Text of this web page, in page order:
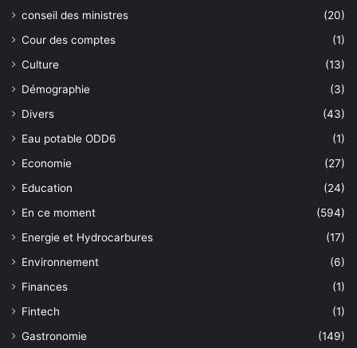
conseil des ministres
(20)
Cour des comptes
(1)
Culture
(13)
Démographie
(3)
Divers
(43)
Eau potable ODD6
(1)
Economie
(27)
Education
(24)
En ce moment
(594)
Energie et Hydrocarbures
(17)
Environnement
(6)
Finances
(1)
Fintech
(1)
Gastronomie
(149)